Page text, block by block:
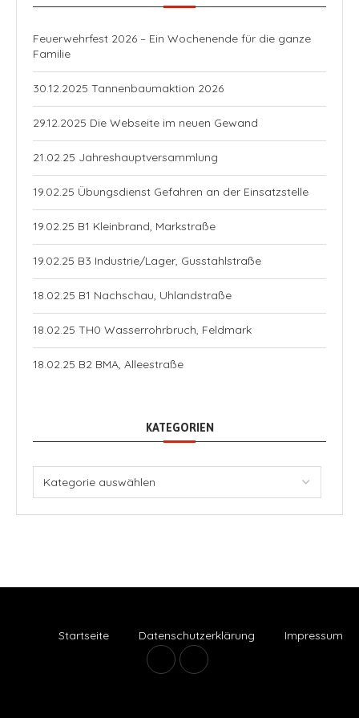
Feuerwehrfest 2026 – Ein Wochenende für die ganze
Familie
30.12.2025 Tannenbaumaktion 2026
29.12.2025 Die Webseite im neuen Gewand
21.02.25 Jahreshauptversammlung
19.02.25 Übungsdienst Gefahren an der Einsatzstelle
19.02.25 B1 Kleinbrand, Markstraße
19.02.25 B3 Industrie/Lager, Gusstahlstraße
18.02.25 B1 Nachschau, Uhlandstraße
18.02.25 TH0 Wasserrohrbruch, Feldmark
18.02.25 B2 BMA, Alleestraße
KATEGORIEN
Startseite Datenschutzerklärung Impressum